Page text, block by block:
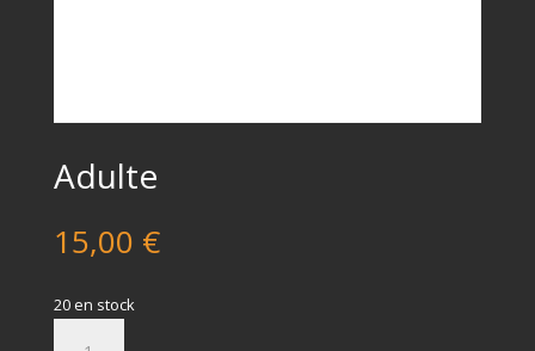
Adulte
15,00 €
20 en stock